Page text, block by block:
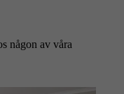
någon av våra